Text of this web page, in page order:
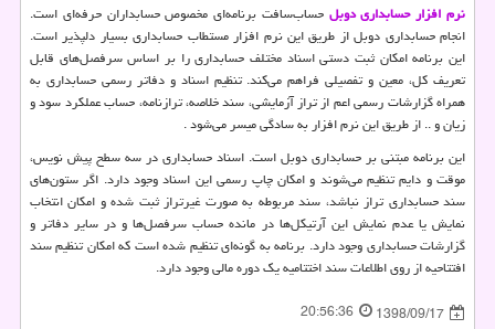
نرم افزار حسابداری دوبل حساب‌سافت برنامه‌ای مخصوص حسابداران حرفه‌ای است.
انجام حسابداری دوبل از طریق این نرم افزار مستطاب حسابداری بسیار دلپذیر است.
این برنامه امکان ثبت دستی اسناد مختلف حسابداری را بر اساس سرفصل‌های قابل
تعریف کل، معین و تفصیلی فراهم می‌کند. تنظیم اسناد و دفاتر رسمی حسابداری به
همراه گزارشات رسمی اعم از تراز آزمایشی، سند خلاصه، ترازنامه، حساب عملکرد سود و
زیان و..از طریق این نرم افزار به سادگی میسر می‌شود.
این برنامه مبتنی بر حسابداری دوبل است. اسناد حسابداری در سه سطح پیش نویس،
موقت و دایم تنظیم می‌شوند و امکان چاپ رسمی این اسناد وجود دارد. اگر ستون‌های
سند حسابداری تراز نباشد، سند مربوطه به صورت غیرتراز ثبت شده و امکان انتخاب
نمایش یا عدم نمایش این آرتیکل‌ها در مانده حساب سرفصل‌ها و در سایر دفاتر و
گزارشات حسابداری وجود دارد. برنامه به گونه‌ای تنظیم شده است که امکان تنظیم سند
افتتاحیه از روی اطلاعات سند اختتامیه یک دوره مالی وجود دارد.
1398/09/17
20:56:36